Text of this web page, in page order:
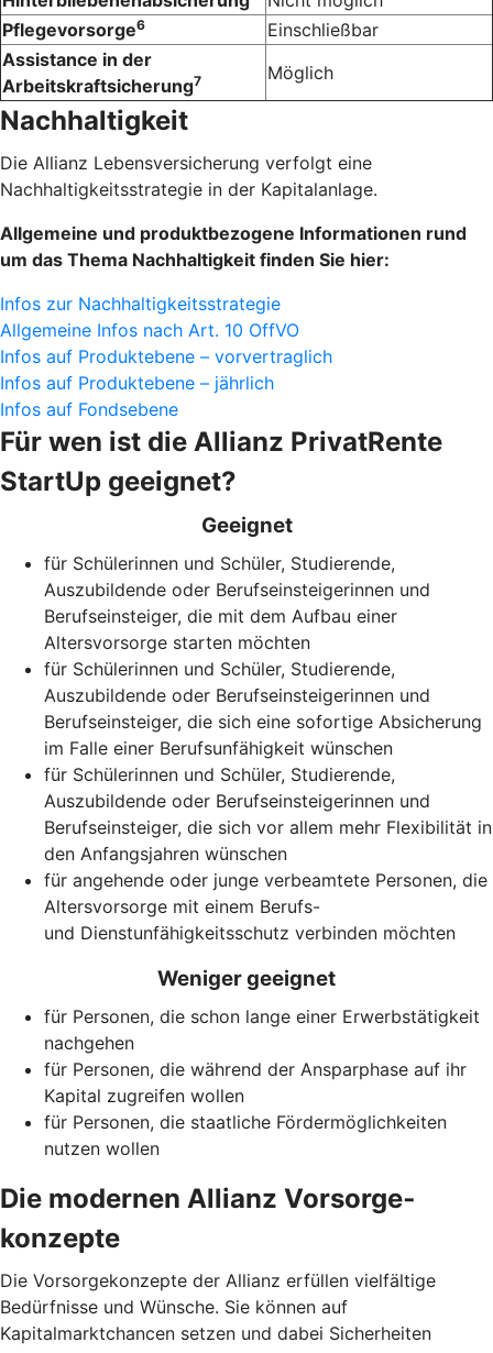
Pflegevorsorge6
Einschließbar
Assistance in der
Arbeitskraftsicherung7 Möglich
Nachhaltigkeit
Die Allianz Lebensversicherung verfolgt eine
Nachhaltigkeitsstrategie in der Kapitalanlage.
Allgemeine und produktbezogene Informationen rund
um das Thema Nachhaltigkeit finden Sie hier:
Infos zur Nachhaltigkeitsstrategie
Allgemeine Infos nach Art. 10 OffVO
Infos auf Produktebene – vorvertraglich
Infos auf Produktebene – jährlich
Infos auf Fondsebene
Für wen ist die Allianz Privat­Rente
StartUp geeignet?
Geeignet
für Schülerinnen und Schüler, Studierende,
Auszubildende oder Berufseinsteigerinnen und
Berufseinsteiger, die mit dem Aufbau einer
Altersvorsorge starten möchten
für Schülerinnen und Schüler, Studierende,
Auszubildende oder Berufseinsteigerinnen und
Berufseinsteiger, die sich eine sofortige Absicherung
im Falle einer Berufsunfähigkeit wünschen
für Schülerinnen und Schüler, Studierende,
Auszubildende oder Berufseinsteigerinnen und
Berufseinsteiger, die sich vor allem mehr Flexibilität in
den Anfangsjahren wünschen
für angehende oder junge verbeamtete Personen, die
Altersvorsorge mit einem Berufs-
und Dienstunfähigkeitsschutz verbinden möchten
Weniger geeignet
für Personen, die schon lange einer Erwerbstätigkeit
nachgehen
für Personen, die während der Ansparphase auf ihr
Kapital zugreifen wollen
für Personen, die staatliche Fördermöglichkeiten
nutzen wollen
Die modernen Allianz Vorsorge­
konzepte
Die Vorsorgekonzepte der Allianz erfüllen vielfältige
Bedürfnisse und Wünsche. Sie können auf
Kapitalmarktchancen setzen und dabei Sicherheiten